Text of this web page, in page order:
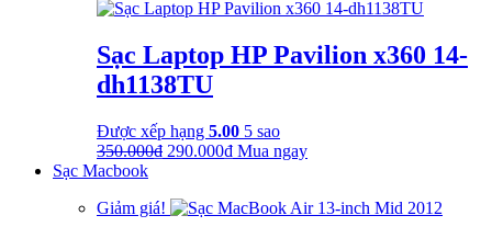
là:
tại
510.000₫.
Sạc Laptop HP Pavilion x360 14-
dh1138TU
Được xếp hạng 5.00 5 sao
350.000₫ Giá
350.000₫.
290.000₫Giá
là:
Mua ngay
Sạc Macbook
Giảm giá!